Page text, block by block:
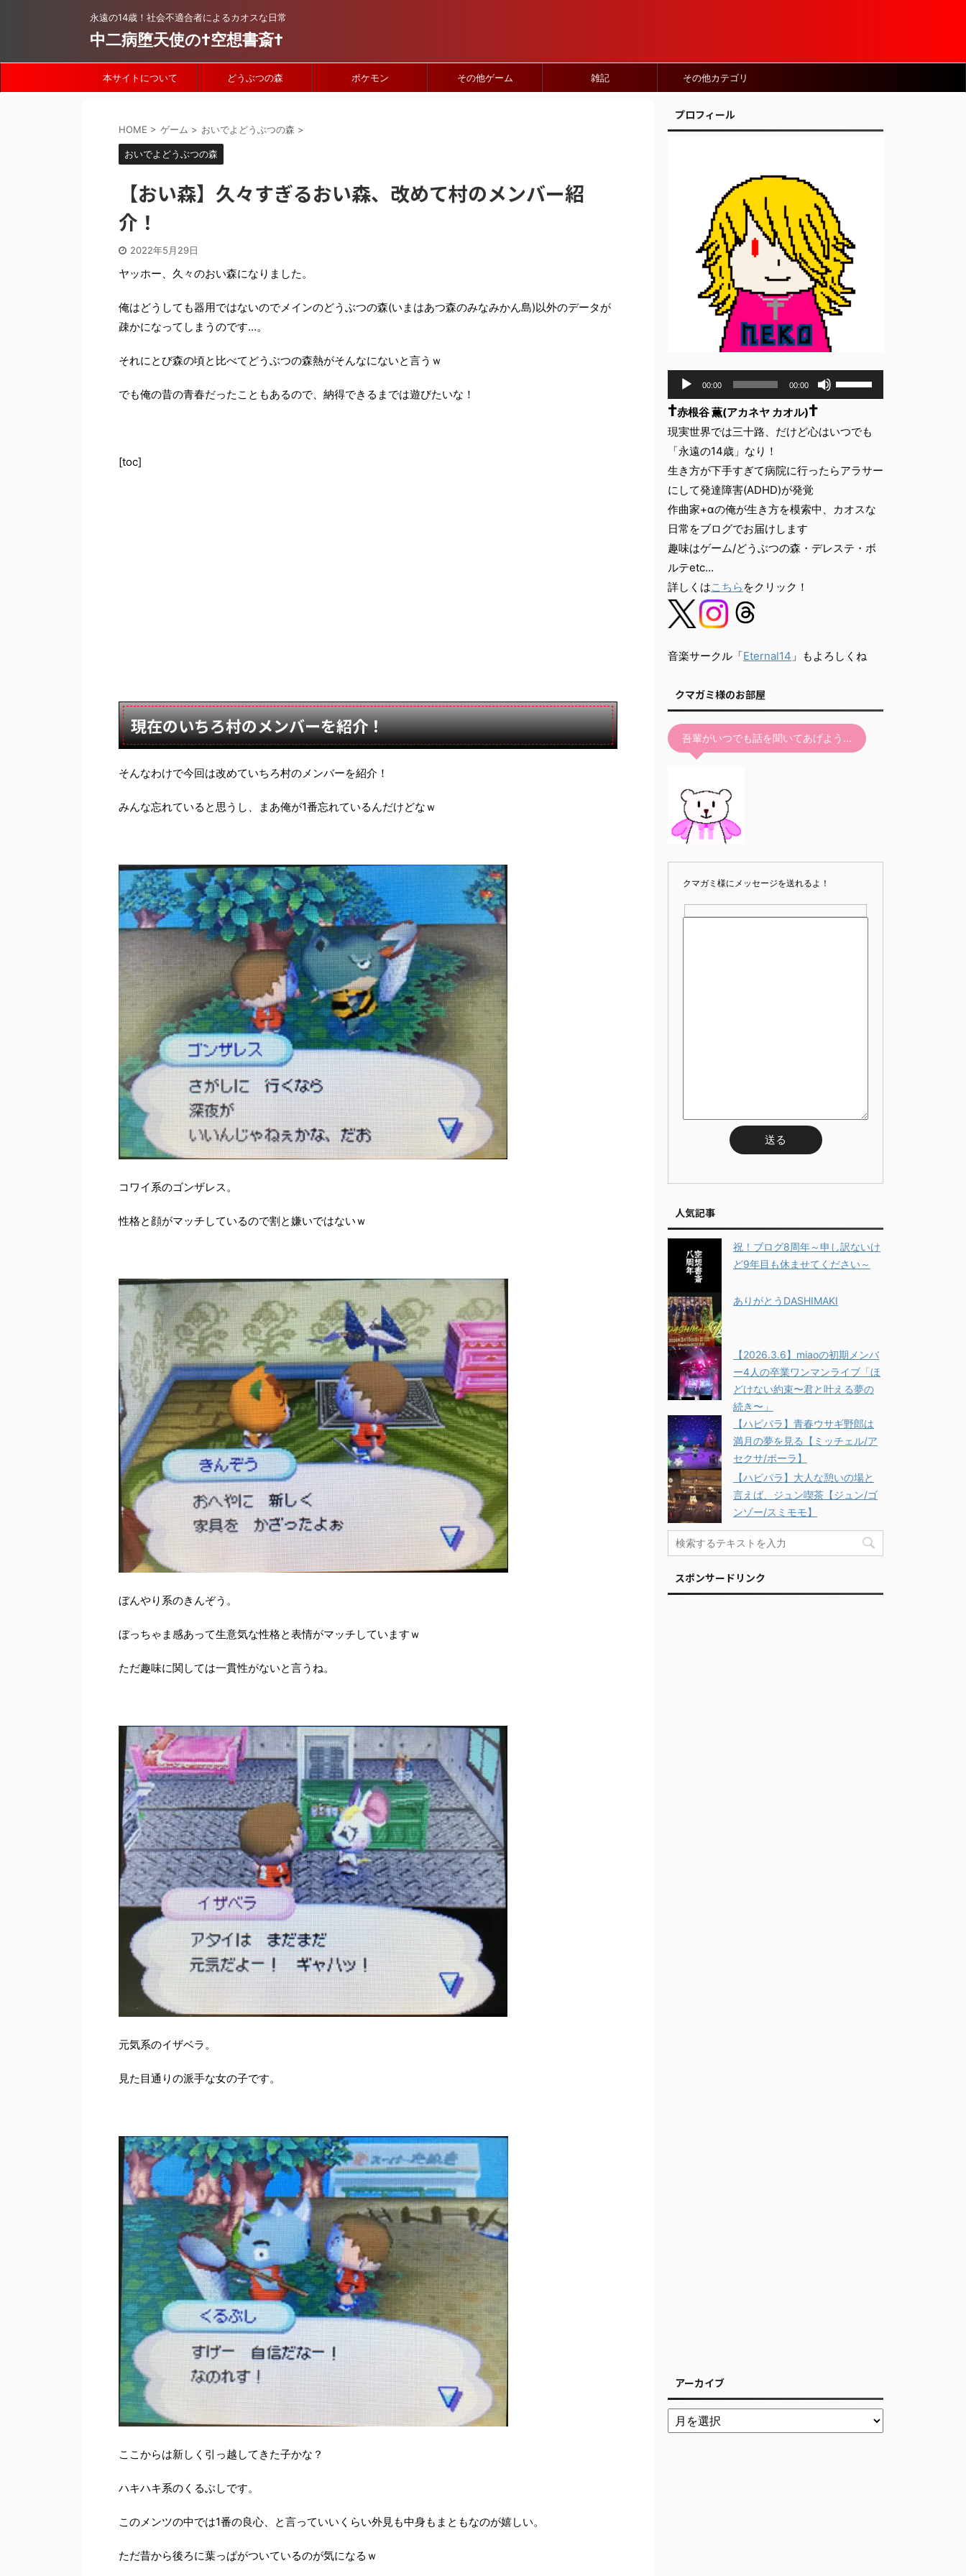
永遠の14歳！社会不適合者によるカオスな日常
中二病堕天使の†空想書斎†
本サイトについて どうぶつの森 ポケモン その他ゲーム 雑記 その他カテゴリ
HOME > ゲーム > おいでよどうぶつの森 >
おいでよどうぶつの森
【おい森】久々すぎるおい森、改めて村のメンバー紹
介！
2022年5月29日
ヤッホー、久々のおい森になりました。
俺はどうしても器用ではないのでメインのどうぶつの森(いまはあつ森のみなみかん島)以外のデータが
疎かになってしまうのです…。
それにとび森の頃と比べてどうぶつの森熱がそんなにないと言うｗ
でも俺の昔の青春だったこともあるので、納得できるまでは遊びたいな！
[toc]
現在のいちろ村のメンバーを紹介！
そんなわけで今回は改めていちろ村のメンバーを紹介！
みんな忘れていると思うし、まあ俺が1番忘れているんだけどなｗ
コワイ系のゴンザレス。
性格と顔がマッチしているので割と嫌いではないｗ
ぼんやり系のきんぞう。
ぼっちゃま感あって生意気な性格と表情がマッチしていますｗ
ただ趣味に関しては一貫性がないと言うね。
元気系のイザベラ。
見た目通りの派手な女の子です。
ここからは新しく引っ越してきた子かな？
ハキハキ系のくるぶしです。
このメンツの中では1番の良心、と言っていいくらい外見も中身もまともなのが嬉しい。
ただ昔から後ろに葉っぱがついているのが気になるｗ
プロフィール
プ
レ
ー
ヤ
ー
00:00 00:00
リ
ム
節
上
矢
印
く
い。
†赤根谷 薫(アカネヤ カオル)†
現実世界では三十路、だけど心はいつでも
「永遠の14歳」なり！
生き方が下手すぎて病院に行ったらアラサー
にして発達障害(ADHD)が発覚
作曲家+αの俺が生き方を模索中、カオスな
日常をブログでお届けします
趣味はゲーム/どうぶつの森・デレステ・ボ
ルテetc…
詳しくはこちら をクリック！
音楽サークル「Eternal14 」もよろしくね
クマガミ様のお部屋
吾輩がいつでも話を聞いてあげよう…
クマガミ様にメッセージを送れるよ！
人気記事
祝！ブログ8周年～申し訳ないけ
ど9年目も休ませてください～
ありがとうDASHIMAKI
【2026.3.6】miaoの初期メンバ
ー4人の卒業ワンマンライブ「ほ
どけない約束〜君と叶える夢の
続き〜」
【ハピパラ】青春ウサギ野郎は
満月の夢を見る【ミッチェル/ア
セクサ/ポーラ】
【ハピパラ】大人な憩いの場と
言えば、ジュン喫茶【ジュン/ゴ
ンゾー/スミモモ】
スポンサードリンク
アーカイブ